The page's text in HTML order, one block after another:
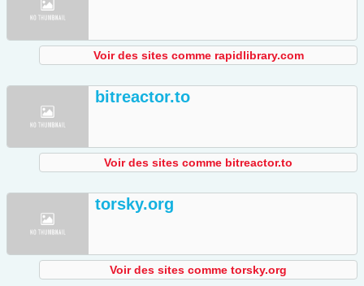
Voir des sites comme rapidlibrary.com
bitreactor.to
Voir des sites comme bitreactor.to
torsky.org
Voir des sites comme torsky.org